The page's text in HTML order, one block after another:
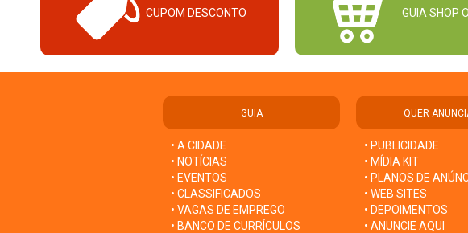
CUPOM DESCONTO GUIA SHOP
GUIA
• A CIDADE
• NOTÍCIAS
• EVENTOS
• CLASSIFICADOS
• VAGAS DE EMPREGO
• BANCO DE CURRÍCULOS
QUER
• PUBLICIDADE
• MÍDIA KIT
• PLANOS DE
• WEB SITES
• DEPOIMENTOS
• ANUNCIE AQUI